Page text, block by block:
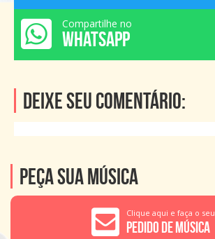
Compartilhe no
WHATSAPP
Deixe seu comentário:
Peça sua música
Clique aqui e faça o seu
Pedido de Música